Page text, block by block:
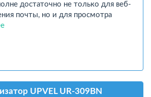
достаточно не только для веб-
почты, но и для просмотра
UPVEL UR-309BN